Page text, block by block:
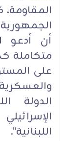
أن أدعو
متكاملة
على
والعسكرية
الدولة
اللبنانية".